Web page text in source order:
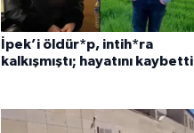
İpek’i öldür*p, intih*ra
kalkışmıştı; hayatını kaybetti